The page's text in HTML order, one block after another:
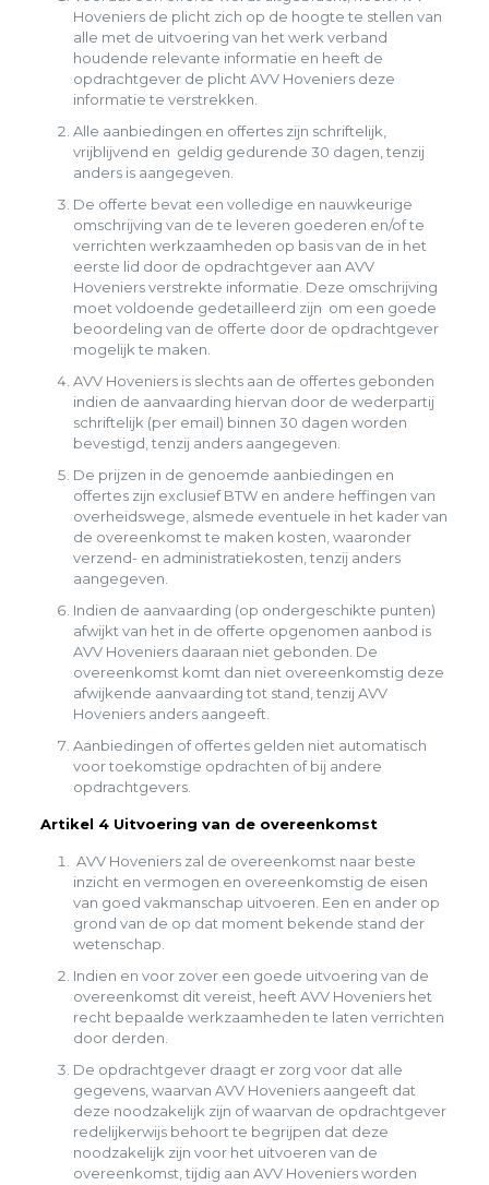
Hoveniers de plicht zich op de hoogte te stellen van
alle met de uitvoering van het werk verband
houdende relevante informatie en heeft de
opdrachtgever de plicht AVV Hoveniers deze
informatie te verstrekken.
Alle aanbiedingen en offertes zijn schriftelijk,
vrijblijvend en geldig gedurende 30 dagen, tenzij
anders is aangegeven.
De offerte bevat een volledige en nauwkeurige
omschrijving van de te leveren goederen en/of te
verrichten werkzaamheden op basis van de in het
eerste lid door de opdrachtgever aan AVV
Hoveniers verstrekte informatie. Deze omschrijving
moet voldoende gedetailleerd zijn om een goede
beoordeling van de offerte door de opdrachtgever
mogelijk te maken.
AVV Hoveniers is slechts aan de offertes gebonden
indien de aanvaarding hiervan door de wederpartij
schriftelijk (per email) binnen 30 dagen worden
bevestigd, tenzij anders aangegeven.
De prijzen in de genoemde aanbiedingen en
offertes zijn exclusief BTW en andere heffingen van
overheidswege, alsmede eventuele in het kader van
de overeenkomst te maken kosten, waaronder
verzend- en administratiekosten, tenzij anders
aangegeven.
Indien de aanvaarding (op ondergeschikte punten)
afwijkt van het in de offerte opgenomen aanbod is
AVV Hoveniers daaraan niet gebonden. De
overeenkomst komt dan niet overeenkomstig deze
afwijkende aanvaarding tot stand, tenzij AVV
Hoveniers anders aangeeft.
Aanbiedingen of offertes gelden niet automatisch
voor toekomstige opdrachten of bij andere
opdrachtgevers.
Artikel 4 Uitvoering van de overeenkomst
AVV Hoveniers zal de overeenkomst naar beste
inzicht en vermogen en overeenkomstig de eisen
van goed vakmanschap uitvoeren. Een en ander op
grond van de op dat moment bekende stand der
wetenschap.
Indien en voor zover een goede uitvoering van de
overeenkomst dit vereist, heeft AVV Hoveniers het
recht bepaalde werkzaamheden te laten verrichten
door derden.
De opdrachtgever draagt er zorg voor dat alle
gegevens, waarvan AVV Hoveniers aangeeft dat
deze noodzakelijk zijn of waarvan de opdrachtgever
redelijkerwijs behoort te begrijpen dat deze
noodzakelijk zijn voor het uitvoeren van de
overeenkomst, tijdig aan AVV Hoveniers worden